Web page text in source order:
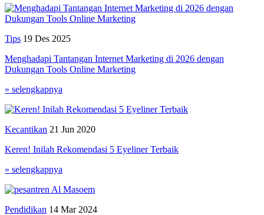
Tips 19 Des 2025
Menghadapi Tantangan Internet Marketing di 2026 dengan
Dukungan Tools Online Marketing
» selengkapnya
Kecantikan 21 Jun 2020
Keren! Inilah Rekomendasi 5 Eyeliner Terbaik
» selengkapnya
Pendidikan 14 Mar 2024